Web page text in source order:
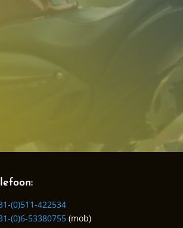
(0)511-422534
(0)6-53380755 (mob)